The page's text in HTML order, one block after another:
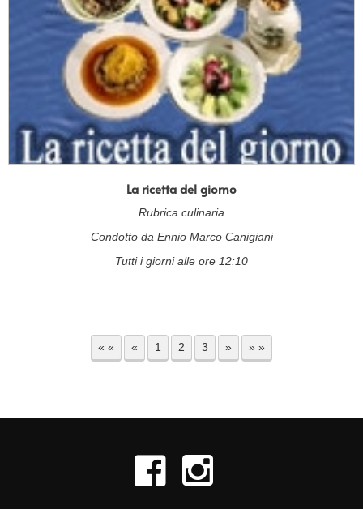
La ricetta del giorno
Rubrica culinaria
Condotto da Ennio Marco Canigiani
Tutti i giorni alle ore 12:10
« « « 1 2 3 » » »